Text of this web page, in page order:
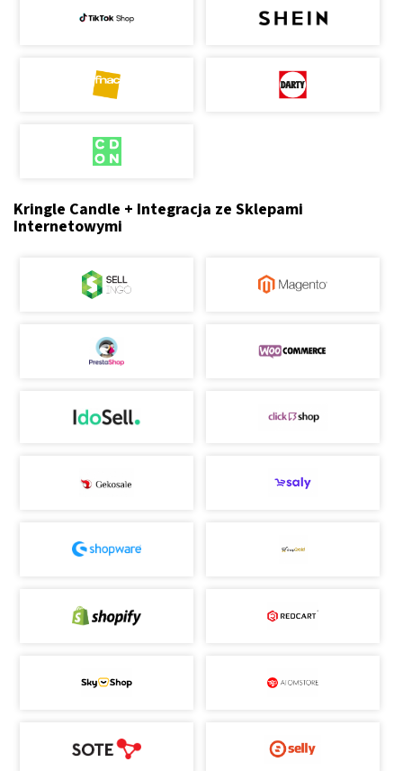
Kringle Candle + Integracja ze Sklepami
Internetowymi